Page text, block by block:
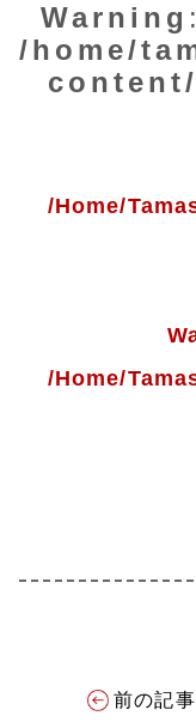
公表事項
奨励金受託手数料
会社案内
Warning
/home/
/home/
/home/
前の記